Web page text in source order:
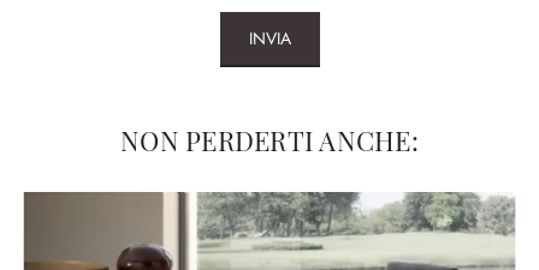
INVIA
NON PERDERTI ANCHE: